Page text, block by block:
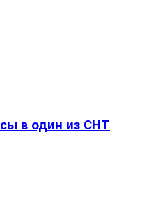
в один из СНТ